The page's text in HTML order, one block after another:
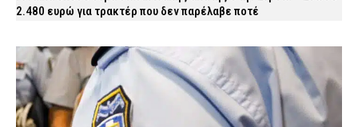
2.480 ευρώ για τρακτέρ που δεν παρέλαβε ποτέ
Time Out: Αυτές είναι οι 10 καλύτερες πόλεις της Ευρώπης για
την Gen Z – Σε ποια θέση βρίσκεται η Αθήνα
LIFE 8 Αυγούστου 2026 08:28
Τι μπορεί και τι δεν μπορεί να ζητήσει ένας ιδιοκτήτης από τον